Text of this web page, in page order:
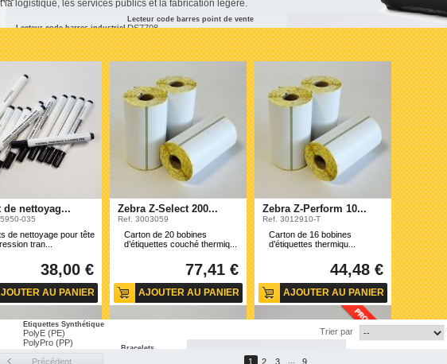
Lecteur code barres industriel
LI3608
LI3678
DS3608
Lecteur code barres de poche
CS6080
Lecteur code barres point de vente
DS7708
DS9908
DS9308
Lecteur code barres pour milieu hospitalier
DS4308-HC
RFD90
Industrielle
Haute Performance
Imprimante Mobile
ZQ200
ZQ300
ZQ500
ZQ600
Blocs d'impressions
ZE511
ZE521
Imprimante RFID
ZD500 - UHF
ZT410 - UHF
ZT420 - UHF
110Xi4 - UHF
ZE500 - UHF
Imprimante arrêtée
ZE500-4
ZE500-6
ZT410
ZT200 Series
LP/TLP2844
QLn Series
...
Etiquettes Synthétique
PolyE (PE)
PolyPro (PP)
PolyO (PO)
PolyPro (PP) thermique
Bracelets
la logistique, les services publics et la fabrication légère.
de nettoyag...
035
de nettoyage pour tête
tran...
38,00 €
AU PANIER
Zebra Z-Select 200...
Ref. 3003059
Carton de 20 bobines
d’étiquettes couché thermiq...
77,41 €
AJOUTER AU PANIER
Zebra Z-Perform 10...
Ref. 3012910-T
Carton de 16 bobines
d’étiquettes thermiqu...
44,48 €
AJOUTER AU PANIER
Trier par
Précédent 1 2 3 9